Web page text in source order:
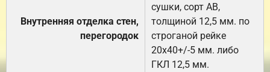
Внутренняя отделка стен,
перегородок
сушки, сорт АВ,
толщиной 12,5 мм. по
строганой рейке
20х40+/-5 мм. либо
ГКЛ 12,5 мм.